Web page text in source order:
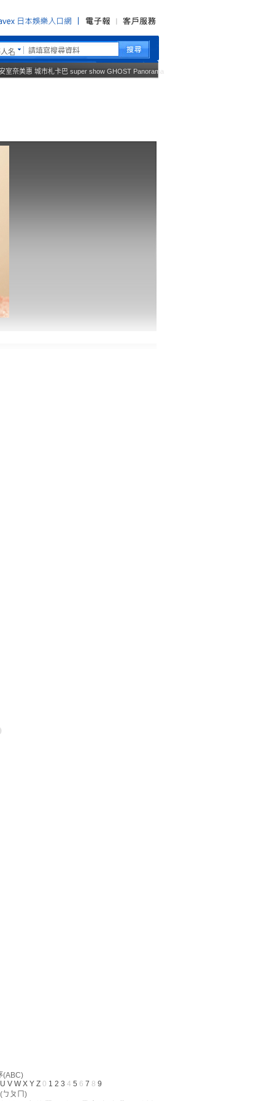
名
室奈美惠 城市札卡巴 super show GHOST Panorama
(ABC)
U V W X Y Z 0 1 2 3 4 5 6 7 8 9
ㄅㄆㄇ)